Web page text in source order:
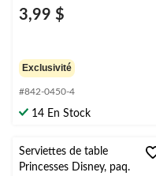
3,99 $
Exclusivité
#842-0450-4
14 En Stock
Serviettes de table
Princesses Disney, paq.